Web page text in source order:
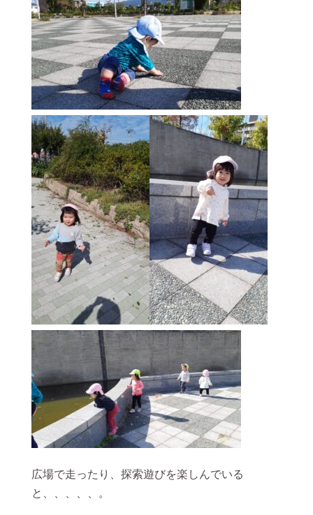
広場で走ったり、探索遊びを楽しんでいる
と、、、、、。